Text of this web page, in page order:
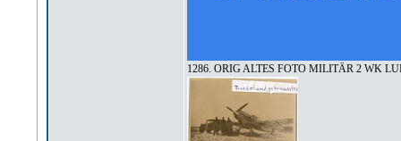
1286. ORIG ALTES FOTO MILITÄR 2 WK